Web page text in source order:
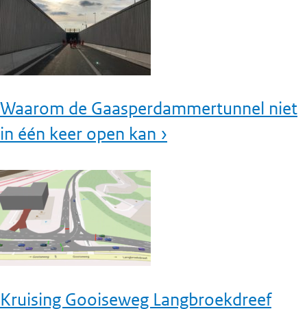
Waarom de Gaasperdammertunnel niet
in één keer open kan ›
Kruising Gooiseweg Langbroekdreef